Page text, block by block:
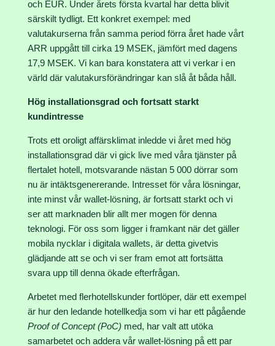
och EUR. Under årets första kvartal har detta blivit
särskilt tydligt. Ett konkret exempel: med
valutakurserna från samma period förra året hade vårt
ARR uppgått till cirka 19 MSEK, jämfört med dagens
17,9 MSEK. Vi kan bara konstatera att vi verkar i en
värld där valutakursförändringar kan slå åt båda håll.
Hög installationsgrad och fortsatt starkt
kundintresse
Trots ett oroligt affärsklimat inledde vi året med hög
installationsgrad där vi gick live med våra tjänster på
flertalet hotell, motsvarande nästan 5 000 dörrar som
nu är intäktsgenererande. Intresset för våra lösningar,
inte minst vår wallet-lösning, är fortsatt starkt och vi
ser att marknaden blir allt mer mogen för denna
teknologi. För oss som ligger i framkant när det gäller
mobila nycklar i digitala wallets, är detta givetvis
glädjande att se och vi ser fram emot att fortsätta
svara upp till denna ökade efterfrågan.
Arbetet med flerhotellskunder fortlöper, där ett exempel
är hur den ledande hotellkedja som vi har ett pågående
Proof of Concept (PoC) med, har valt att utöka
samarbetet och addera vår wallet-lösning på ett par